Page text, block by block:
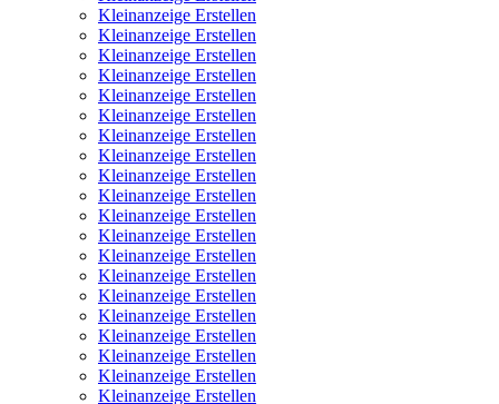
Kleinanzeige Erstellen
Kleinanzeige Erstellen
Kleinanzeige Erstellen
Kleinanzeige Erstellen
Kleinanzeige Erstellen
Kleinanzeige Erstellen
Kleinanzeige Erstellen
Kleinanzeige Erstellen
Kleinanzeige Erstellen
Kleinanzeige Erstellen
Kleinanzeige Erstellen
Kleinanzeige Erstellen
Kleinanzeige Erstellen
Kleinanzeige Erstellen
Kleinanzeige Erstellen
Kleinanzeige Erstellen
Kleinanzeige Erstellen
Kleinanzeige Erstellen
Kleinanzeige Erstellen
Kleinanzeige Erstellen